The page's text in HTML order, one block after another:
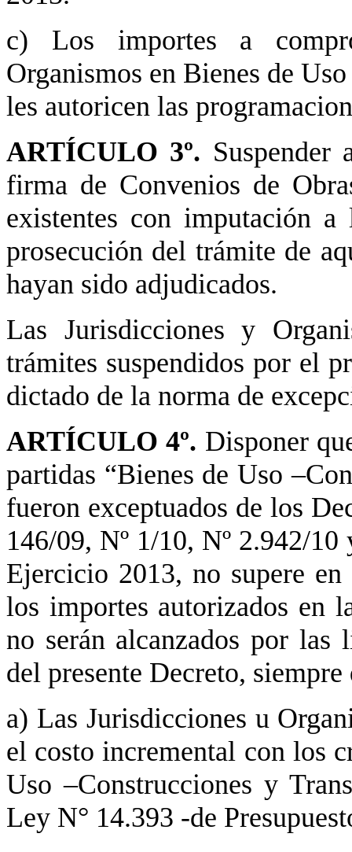
c) Los importes a
Organismos en Bienes de
les autoricen las
ARTÍCULO 3º.
firma de Convenios de
existentes con imputación
prosecución del trámite de
hayan sido adjudicados.
Las Jurisdicciones y
trámites suspendidos por el
dictado de la norma de
ARTÍCULO 4º. Disponer
partidas “Bienes de Uso
fueron exceptuados de los
146/09, Nº 1/10, Nº 2.942/
Ejercicio 2013, no supere
los importes autorizados en
no serán alcanzados por
del presente Decreto, siempre
a) Las Jurisdicciones u
el costo incremental con los
Uso –Construcciones y
Ley N° 14.393 -de